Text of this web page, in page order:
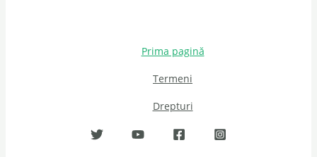
Prima pagină
Termeni
Drepturi